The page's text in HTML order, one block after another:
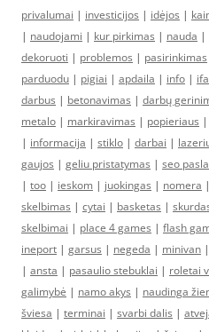
privalumai | investicijos | idėjos |
| naudojami | kur pirkimas | nauda |
dekoruoti | problemos | pasirinkimas
parduodu | pigiai | apdaila | info |
darbus | betonavimas | darbų
metalo | markiravimas | popieriaus |
| informacija | stiklo | darbai |
gaujos | geliu pristatymas | seo
| too | ieskom | juokingas | nomera |
skelbimas | cytai | basketas |
skelbimai | place 4 games | flash
ineport | garsus | negeda | minivan |
| ansta | pasaulio stebuklai | roletai
galimybė | namo akys | naudinga
šviesa | terminai | svarbi dalis |